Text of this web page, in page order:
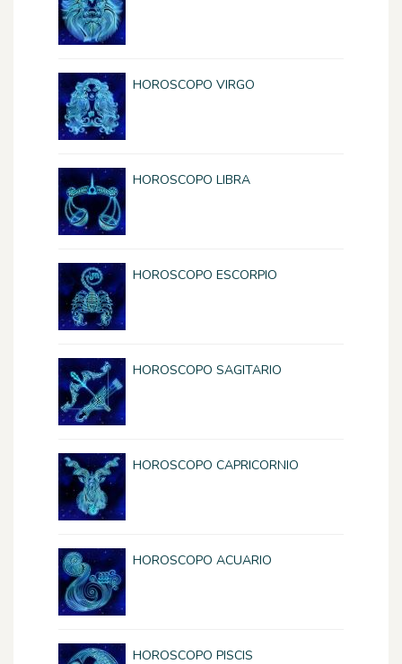
HOROSCOPO VIRGO
HOROSCOPO LIBRA
HOROSCOPO ESCORPIO
HOROSCOPO SAGITARIO
HOROSCOPO CAPRICORNIO
HOROSCOPO ACUARIO
HOROSCOPO PISCIS